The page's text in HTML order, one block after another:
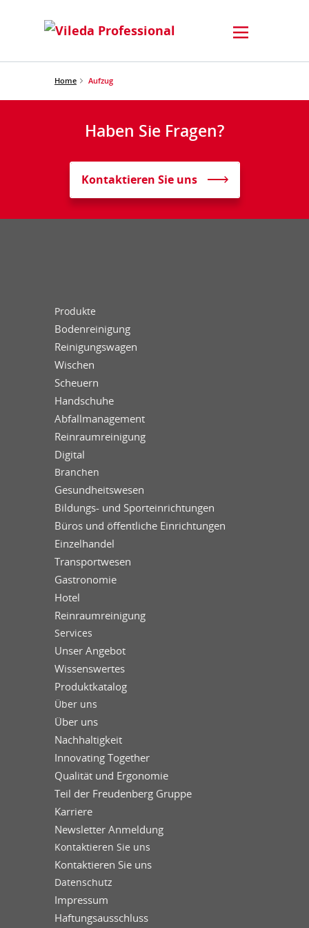
Home Aufzug
Haben Sie Fragen?
Kontaktieren Sie uns
Produkte
Bodenreinigung
Reinigungswagen
Wischen
Scheuern
Handschuhe
Abfallmanagement
Reinraumreinigung
Digital
Branchen
Gesundheitswesen
Bildungs- und Sporteinrichtungen
Büros und öffentliche Einrichtungen
Einzelhandel
Transportwesen
Gastronomie
Hotel
Reinraumreinigung
Services
Unser Angebot
Wissenswertes
Produktkatalog
Über uns
Über uns
Nachhaltigkeit
Innovating Together
Qualität und Ergonomie
Teil der Freudenberg Gruppe
Karriere
Newsletter Anmeldung
Kontaktieren Sie uns
Kontaktieren Sie uns
Datenschutz
Impressum
Haftungsausschluss